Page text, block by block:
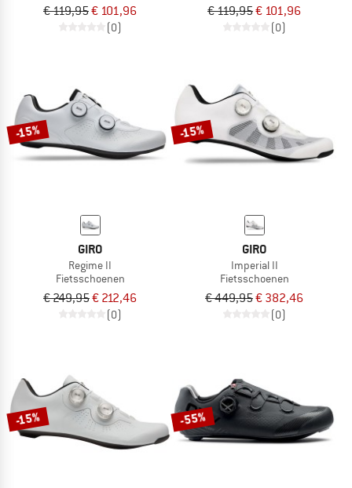
€ 119,95€ 101,96
(0)
€ 119,95€ 101,96
(0)
-15%
GIRO
Regime II
Fietsschoenen
€ 249,95€ 212,46
(0)
-15%
GIRO
Imperial II
Fietsschoenen
€ 449,95€ 382,46
(0)
-15% -55%